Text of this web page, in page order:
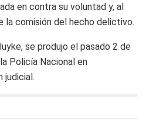
en contra su voluntad y, al
la comisión del hecho delictivo.
se produjo el pasado 2 de
Policía Nacional en
judicial.